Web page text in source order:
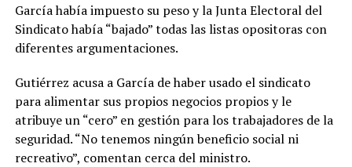
García había impuesto su peso y la Junta Electoral del
Sindicato había “bajado” todas las listas opositoras con
diferentes argumentaciones.
Gutiérrez acusa a García de haber usado el sindicato
para alimentar sus propios negocios propios y le
atribuye un “cero” en gestión para los trabajadores de la
seguridad. “No tenemos ningún beneficio social ni
recreativo”, comentan cerca del ministro.